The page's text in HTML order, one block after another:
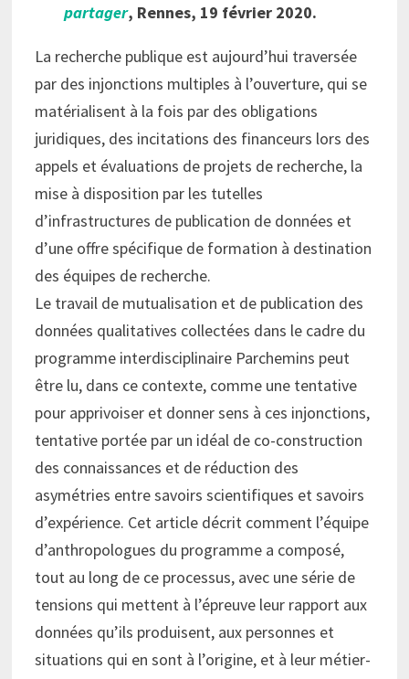
partager, Rennes, 19 février 2020.
La recherche publique est aujourd’hui traversée
par des injonctions multiples à l’ouverture, qui se
matérialisent à la fois par des obligations
juridiques, des incitations des financeurs lors des
appels et évaluations de projets de recherche, la
mise à disposition par les tutelles
d’infrastructures de publication de données et
d’une offre spécifique de formation à destination
des équipes de recherche.
Le travail de mutualisation et de publication des
données qualitatives collectées dans le cadre du
programme interdisciplinaire Parchemins peut
être lu, dans ce contexte, comme une tentative
pour apprivoiser et donner sens à ces injonctions,
tentative portée par un idéal de co-construction
des connaissances et de réduction des
asymétries entre savoirs scientifiques et savoirs
d’expérience. Cet article décrit comment l’équipe
d’anthropologues du programme a composé,
tout au long de ce processus, avec une série de
tensions qui mettent à l’épreuve leur rapport aux
données qu’ils produisent, aux personnes et
situations qui en sont à l’origine, et à leur métier-